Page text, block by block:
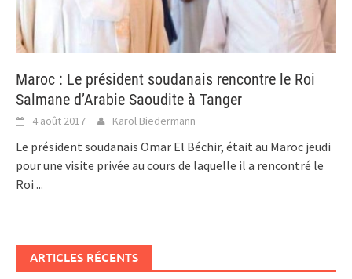
Maroc : Le président soudanais rencontre le Roi
Salmane d’Arabie Saoudite à Tanger
4 août 2017 Karol Biedermann
Le président soudanais Omar El Béchir, était au Maroc jeudi
pour une visite privée au cours de laquelle il a rencontré le
Roi ...
ARTICLES RÉCENTS